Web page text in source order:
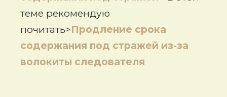
теме рекомендую
почитать>Продление срока
содержания под стражей из-за
волокиты следователя